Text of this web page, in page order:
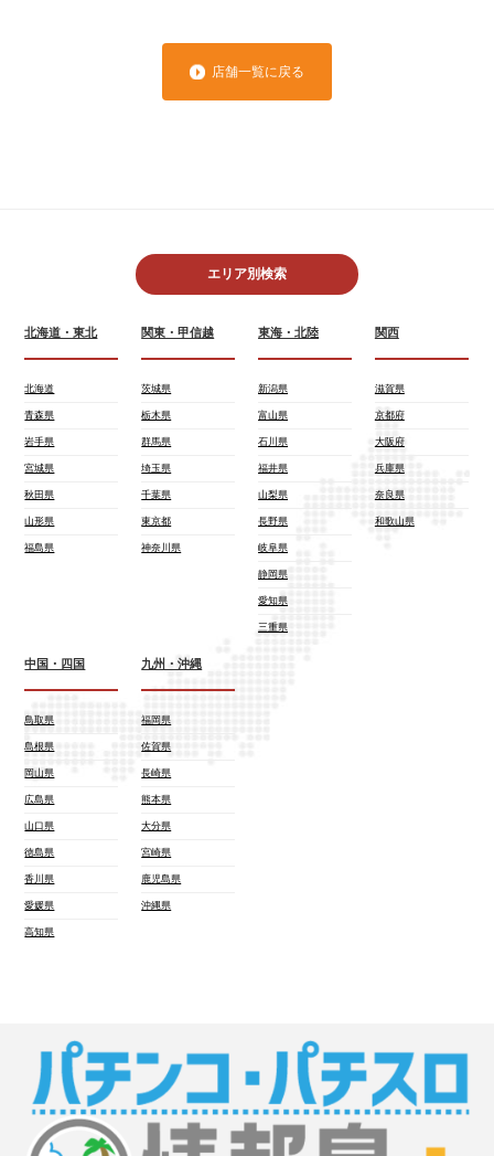
店舗一覧に戻る
エリア別検索
北海道・東北
北海道
青森県
岩手県
宮城県
秋田県
山形県
福島県
関東・甲信越
茨城県
栃木県
群馬県
埼玉県
千葉県
東京都
神奈川県
東海・北陸
新潟県
富山県
石川県
福井県
山梨県
長野県
岐阜県
静岡県
愛知県
三重県
関西
滋賀県
京都府
大阪府
兵庫県
奈良県
和歌山県
中国・四国
鳥取県
島根県
岡山県
広島県
山口県
徳島県
香川県
愛媛県
高知県
九州・沖縄
福岡県
佐賀県
長崎県
熊本県
大分県
宮崎県
鹿児島県
沖縄県